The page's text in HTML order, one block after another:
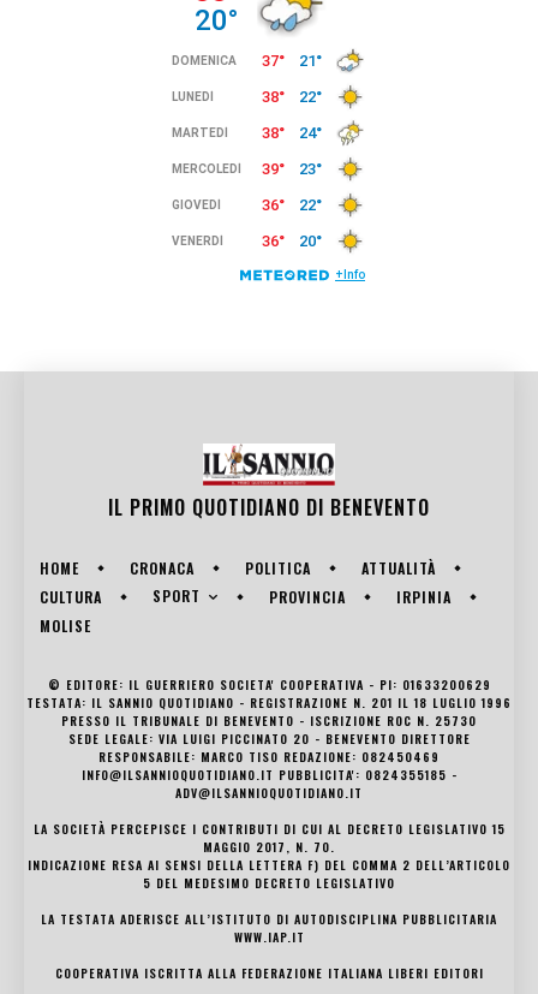
IL PRIMO QUOTIDIANO DI BENEVENTO
HOME CRONACA POLITICA
ATTUALITÀ
CULTURA
SPORT PROVINCIA
IRPINIA
MOLISE
© EDITORE: IL GUERRIERO SOCIETA' COOPERATIVA - PI: 01633200629
TESTATA: IL SANNIO QUOTIDIANO - REGISTRAZIONE N. 201 IL 18 LUGLIO 1996
PRESSO IL TRIBUNALE DI BENEVENTO - ISCRIZIONE ROC N. 25730
SEDE LEGALE: VIA LUIGI PICCINATO 20 - BENEVENTO DIRETTORE
RESPONSABILE: MARCO TISO REDAZIONE: 082450469
INFO@ILSANNIOQUOTIDIANO.IT PUBBLICITA': 0824355185 -
ADV@ILSANNIOQUOTIDIANO.IT
LA SOCIETÀ PERCEPISCE I CONTRIBUTI DI CUI AL DECRETO LEGISLATIVO 15
MAGGIO 2017, N. 70.
INDICAZIONE RESA AI SENSI DELLA LETTERA F) DEL COMMA 2 DELL’ARTICOLO
5 DEL MEDESIMO DECRETO LEGISLATIVO
LA TESTATA ADERISCE ALL’ISTITUTO DI AUTODISCIPLINA PUBBLICITARIA
WWW.IAP.IT
COOPERATIVA ISCRITTA ALLA FEDERAZIONE ITALIANA LIBERI EDITORI